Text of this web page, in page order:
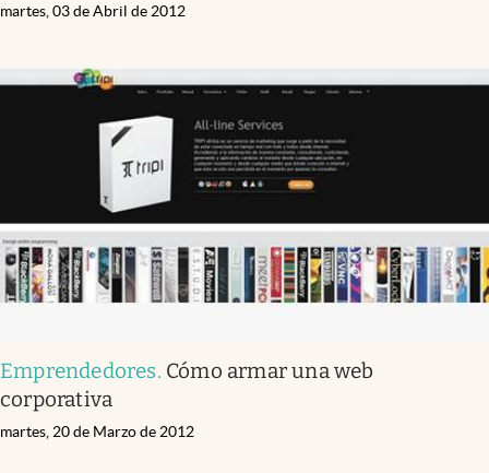
martes, 03 de Abril de 2012
Emprendedores. Cómo armar una web
corporativa
martes, 20 de Marzo de 2012